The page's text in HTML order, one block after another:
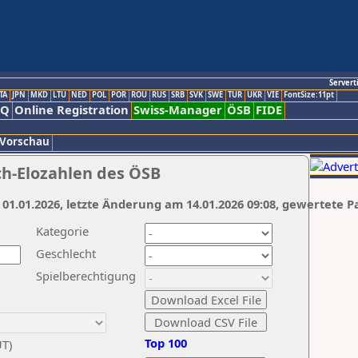
JPN MKD LTU NED POL POR ROU RUS SRB SVK SWE TUR UKR VIE FontSize:11pt
Online Registration Swiss-Manager ÖSB FIDE
Elozahlen des ÖSB
Kategorie
Geschlecht
Spielberechtigung
Top 100
letzte Änderung am 14.01.2026 09:08, gewertete